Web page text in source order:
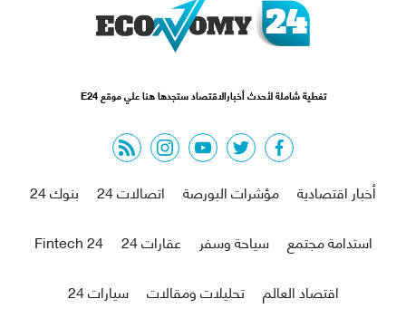
تغطية شاملة لأحدث أخبارالاقتصاد ستجدها هنا علي موقع E24
facebook
twitter
youtube
instagram
rss feed
أخبار اقتصادية
مؤشرات البورصة اتصالات 24
بنوك 24
استدامة مجتمع
سياحة وسفر عقارات 24
Fintech 24
اقتصاد العالم
تحليلات ومقالات سيارات 24